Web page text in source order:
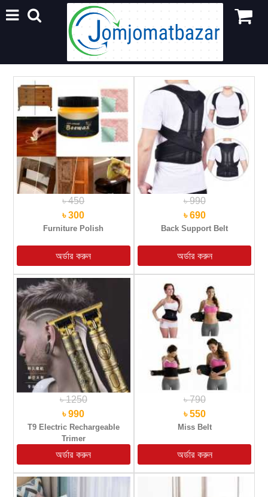
৳ 450
৳ 300
Furniture Polish
৳ 990
৳ 690
Back Support Belt
৳ 1250
৳ 990
T9 Electric Rechargeable
Trimer
৳ 790
৳ 550
Miss Belt